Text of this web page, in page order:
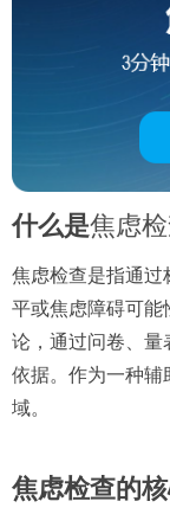
什么是焦虑
焦虑检查是指通过
平或焦虑障碍可能
论，通过问卷、量
依据。作为一种辅
域。
焦虑检查的